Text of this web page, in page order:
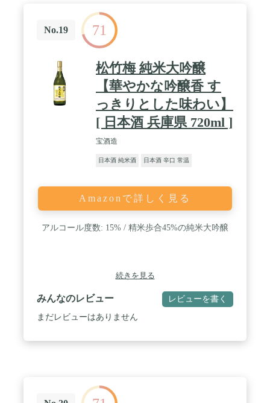
No.19 71
松竹梅 純米大吟醸
【華やかな吟醸香 す
っきりとした味わい】
[ 日本酒 兵庫県 720ml ]
宝酒造
日本酒 純米酒 日本酒 辛口 常温
Amazonで詳しく見る
アルコール度数: 15% / 精米歩合45%の純米大吟醸
続きを見る
みんなのレビュー レビューを書く
まだレビューはありません